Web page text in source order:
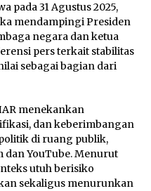
pada 31 Agustus 2025,
mendampingi Presiden
negara dan ketua
pers terkait stabilitas
sebagai bagian dari
menekankan
dan keberimbangan
di ruang publik,
YouTube. Menurut
utuh berisiko
sekaligus menurunkan